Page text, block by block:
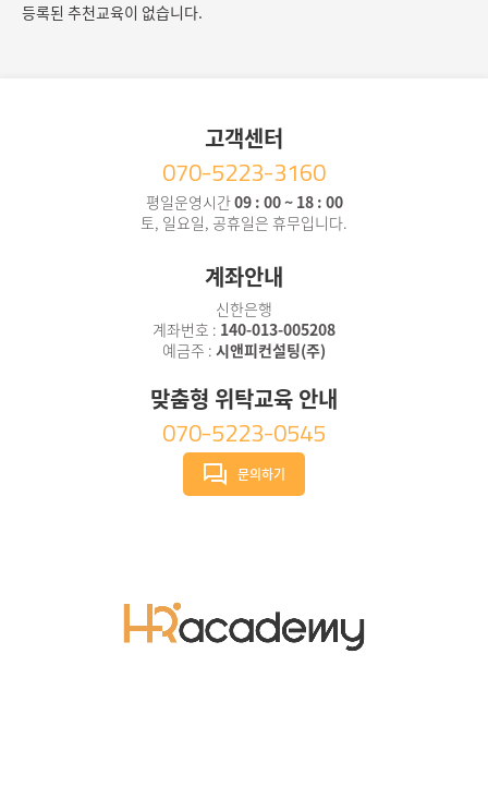
등록된 추천교육이 없습니다.
고객센터
070-5223-3160
평일운영시간09 : 00 ~ 18 : 00
토, 일요일, 공휴일은 휴무입니다.
계좌안내
신한은행
계좌번호 : 140-013-005208
예금주 : 시앤피컨설팅(주)
맞춤형 위탁교육 안내
070-5223-0545
문의하기